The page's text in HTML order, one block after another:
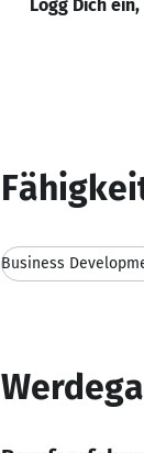
Logg Dich
Business